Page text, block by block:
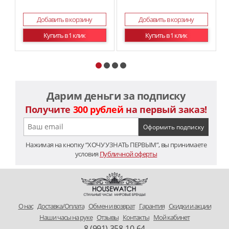
Добавить в корзину
Купить в 1 клик
Добавить в корзину
Купить в 1 клик
Дарим деньги за подписку
Получите 300 рублей на первый заказ!
Нажимая на кнопку “ХОЧУ УЗНАТЬ ПЕРВЫМ”, вы принимаете
условия Публичной оферты
O нас Доставка/Оплата Обмен и возврат Гарантия Скидки и акции
Наши часы на руке Отзывы Контакты Мой кабинет